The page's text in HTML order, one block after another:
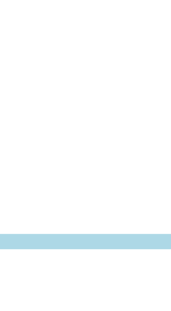
প্যাকেজযুক্ত কাগজের বাক্সে
দিয়ে আচ্ছাদিত এবং বন্ধ করা বাইরে কার্টন/